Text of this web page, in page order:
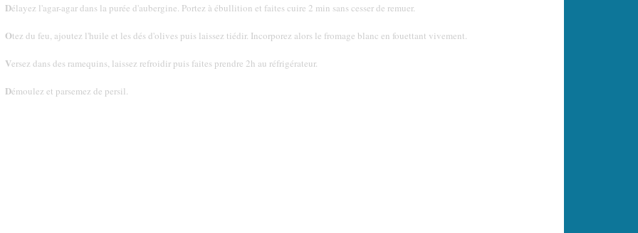
Délayez l'agar-agar dans la purée d'aubergine. Portez à ébullition et faites cuire 2 min sans cesser de remuer.
Otez du feu, ajoutez l'huile et les dés d'olives puis laissez tiédir. Incorporez alors le fromage blanc en fouettant vivement.
Versez dans des ramequins, laissez refroidir puis faites prendre 2h au réfrigérateur.
Démoulez et parsemez de persil.